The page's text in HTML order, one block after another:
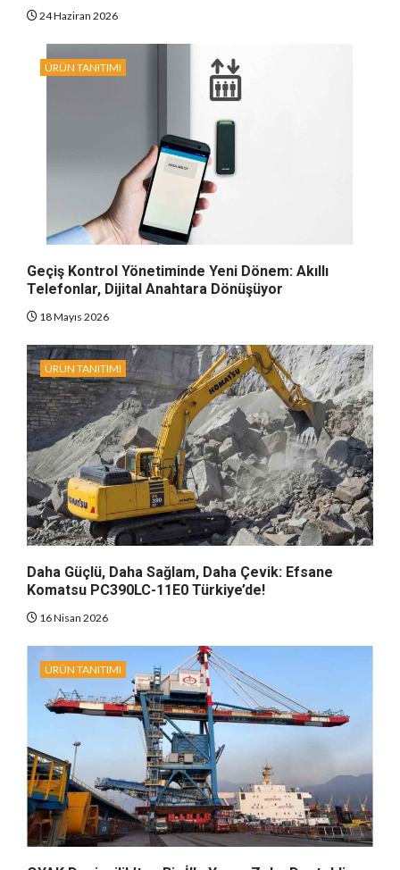
24 Haziran 2026
ÜRÜN TANITIMI
Geçiş Kontrol Yönetiminde Yeni Dönem: Akıllı
Telefonlar, Dijital Anahtara Dönüşüyor
18 Mayıs 2026
ÜRÜN TANITIMI
Daha Güçlü, Daha Sağlam, Daha Çevik: Efsane
Komatsu PC390LC-11E0 Türkiye’de!
16 Nisan 2026
ÜRÜN TANITIMI